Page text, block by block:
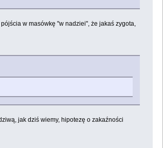
w masówkę "w nadziei", że jakaś zygota,
jak dziś wiemy, hipotezę o zakaźności